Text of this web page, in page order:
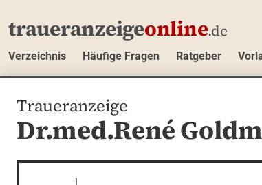
traueranzeigeonline.de
Verzeichnis Häufige Fragen Ratgeber
Traueranzeige
Dr.med.René